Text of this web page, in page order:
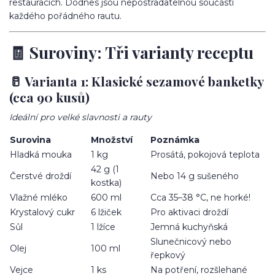
restauracích. Dodnes jsou nepostradatelnou součástí
každého pořádného rautu.
🧾 Suroviny: Tři varianty receptu
🥛 Varianta 1: Klasické sezamové banketky
(cca 90 kusů)
Ideální pro velké slavnosti a rauty
Surovina Množství
Poznámka
Hladká mouka
1 kg
Prosátá, pokojová teplota
Čerstvé droždí
42 g (1
kostka)
Nebo 14 g sušeného
Vlažné mléko
600 ml
Cca 35–38 °C, ne horké!
Krystalový cukr
6 lžiček
Pro aktivaci droždí
Sůl
1 lžíce
Jemná kuchyňská
Olej
100 ml
Slunečnicový nebo
řepkový
Vejce
1 ks
Na potření, rozšlehané